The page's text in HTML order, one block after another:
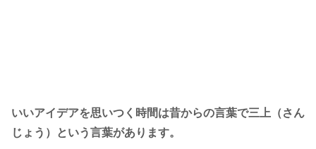
いいアイデアを思いつく時間は昔からの言葉で三上（さん
じょう）
という言葉があります。